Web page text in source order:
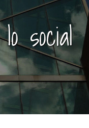
social